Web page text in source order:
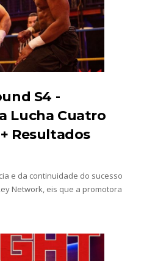
Garcia revela como
da empresa
2026: WWE esteve perto
de Brie Bella após
S4 -
Lucha Cuatro
Resultados
e da continuidade do sucesso
Network, eis que a promotora